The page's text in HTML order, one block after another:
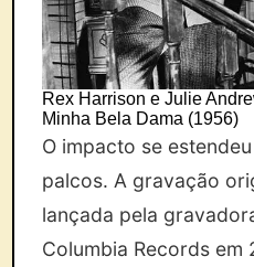
Rex Harrison e Julie
Minha Bela Dama (1956)
O impacto se
palcos. A gravação
lançada pela
Columbia Records em